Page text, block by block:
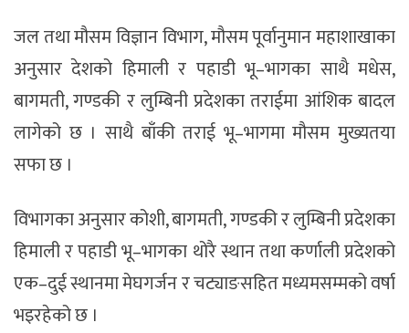
जल तथा मौसम विज्ञान विभाग, मौसम पूर्वानुमान महाशाखाका
अनुसार देशको हिमाली र पहाडी भू–भागका साथै मधेस,
बागमती, गण्डकी र लुम्बिनी प्रदेशका तराईमा आंशिक बादल
लागेको छ । साथै बाँकी तराई भू–भागमा मौसम मुख्यतया
सफा छ ।
विभागका अनुसार कोशी, बागमती, गण्डकी र लुम्बिनी प्रदेशका
हिमाली र पहाडी भू–भागका थोरै स्थान तथा कर्णाली प्रदेशको
एक–दुई स्थानमा मेघगर्जन र चट्याङसहित मध्यमसम्मको वर्षा
भइरहेको छ ।